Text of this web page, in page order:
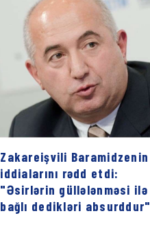
Zakareişvili Baramidzenin
iddialarını rədd etdi:
"Əsirlərin güllələnməsi ilə
bağlı dedikləri absurddur"